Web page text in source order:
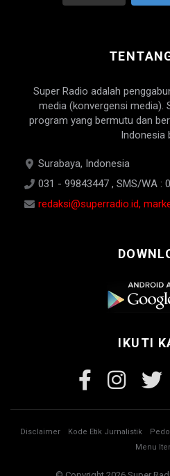
Super Radio adalah
media (konvergensi media).
program yang bermutu dan
Indonesia
Surabaya, Indonesia
031 - 99843447 , SMS/WA :
redaksi@superradio.id,
IKUTI
Disclaimer Kode Etik Jurnalistik
Menu